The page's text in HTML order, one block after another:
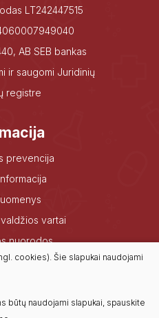
LT242447515
AB SEB bankas
ir saugomi Juridinių
registre
prevencija
vartai
nuorodos
klausimai
cookies). Šie slapukai naudojami
būtų naudojami slapukai, spauskite